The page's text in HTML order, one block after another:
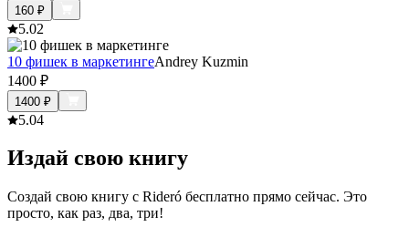
160 ₽
5.02
10 фишек в маркетингеAndrey Kuzmin
1400 ₽
1400 ₽
5.04
Издай свою книгу
Создай свою книгу с Rideró бесплатно прямо сейчас. Это
просто, как раз, два, три!